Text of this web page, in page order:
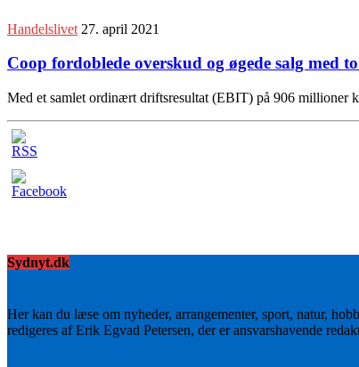
Handelslivet 27. april 2021
Coop fordoblede overskud og øgede salg med
Med et samlet ordinært driftsresultat (EBIT) på 906 millioner
Sydnyt.dk
Her kan du læse om nyheder, arrangementer, sport, natur,
redigeres af Erik Egvad Petersen, der er ansvarshavende